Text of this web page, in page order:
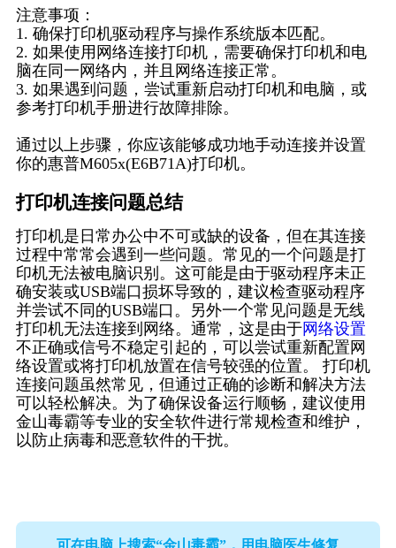
注意事项：
1. 确保打印机驱动程序与操作系统版本匹配。
2. 如果使用网络连接打印机，需要确保打印机和电
脑在同一网络内，并且网络连接正常。
3. 如果遇到问题，尝试重新启动打印机和电脑，或
参考打印机手册进行故障排除。
通过以上步骤，你应该能够成功地手动连接并设置
你的惠普M605x(E6B71A)打印机。
打印机连接问题总结
打印机是日常办公中不可或缺的设备，但在其连接
过程中常常会遇到一些问题。常见的一个问题是打
印机无法被电脑识别。这可能是由于驱动程序未正
确安装或USB端口损坏导致的，建议检查驱动程序
并尝试不同的USB端口。另外一个常见问题是无线
打印机无法连接到网络。通常，这是由于网络设置
不正确或信号不稳定引起的，可以尝试重新配置网
络设置或将打印机放置在信号较强的位置。 打印机
连接问题虽然常见，但通过正确的诊断和解决方法
可以轻松解决。为了确保设备运行顺畅，建议使用
金山毒霸等专业的安全软件进行常规检查和维护，
以防止病毒和恶意软件的干扰。
可在电脑上搜索“金山毒霸”，用电脑医生修复